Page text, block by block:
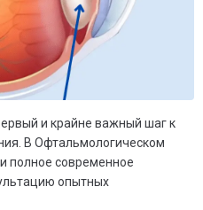
и крайне важный шаг к
В Офтальмологическом
полное современное
опытных